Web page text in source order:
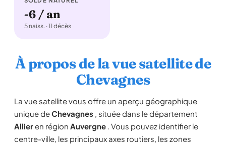
-6 / an
5 naiss. · 11 décès
À propos de la vue satellite de
Chevagnes
La vue satellite vous offre un aperçu géographique
unique deChevagnes , située dans le département
Allieren région Auvergne . Vous pouvez identifier le
centre-ville, les principaux axes routiers, les zones